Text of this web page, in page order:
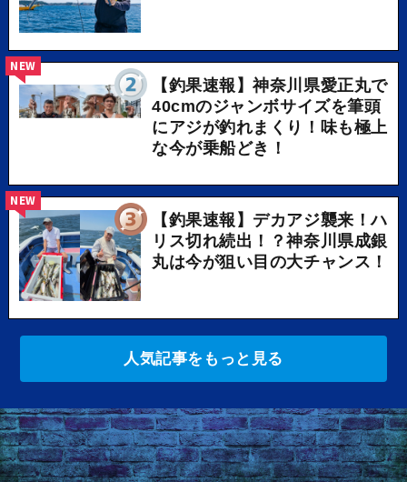
【釣果速報】神奈川県愛正丸で
40cmのジャンボサイズを筆頭
にアジが釣れまくり！味も極上
な今が乗船どき！
NEW
【釣果速報】デカアジ襲来！ハ
リス切れ続出！？神奈川県成銀
丸は今が狙い目の大チャンス！
NEW
人気記事をもっと見る